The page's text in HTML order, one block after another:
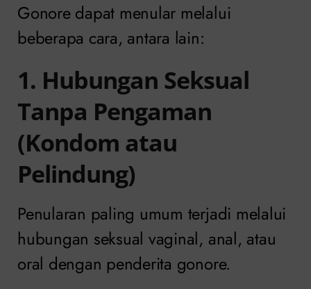
Gonore dapat menular melalui
beberapa cara, antara lain:
1. Hubungan Seksual
Tanpa Pengaman
(Kondom atau
Pelindung)
Penularan paling umum terjadi melalui
hubungan seksual vaginal, anal, atau
oral dengan penderita gonore.